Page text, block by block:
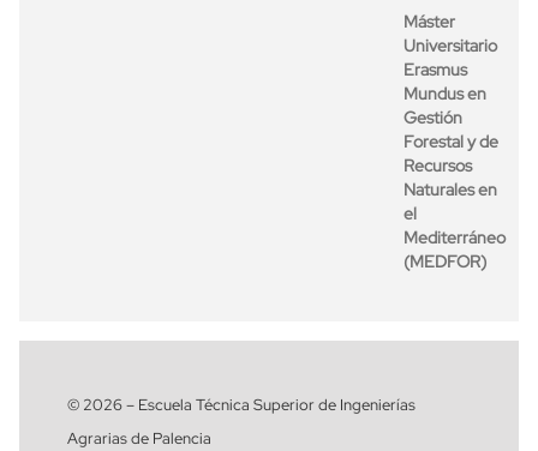
Máster
Universitario
Erasmus
Mundus en
Gestión
Forestal y de
Recursos
Naturales en
el
Mediterráneo
(MEDFOR)
© 2026 – Escuela Técnica Superior de Ingenierías
Agrarias de Palencia